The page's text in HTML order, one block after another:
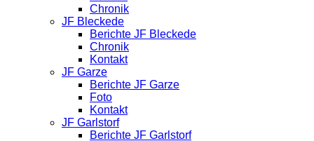
Chronik
JF Bleckede
Berichte JF Bleckede
Chronik
Kontakt
JF Garze
Berichte JF Garze
Foto
Kontakt
JF Garlstorf
Berichte JF Garlstorf